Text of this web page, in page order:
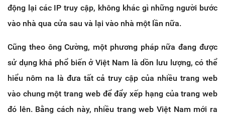
động lại các IP truy cập, không khác gì những người bước
vào nhà qua cửa sau và lại vào nhà một lần nữa.
Cũng theo ông Cường, một phương pháp nữa đang được
sử dụng khá phổ biến ở Việt Nam là dồn lưu lượng, có thể
hiểu nôm na là đưa tất cả truy cập của nhiều trang web
vào chung một trang web để đẩy xếp hạng của trang web
đó lên. Bằng cách này, nhiều trang web Việt Nam mới ra